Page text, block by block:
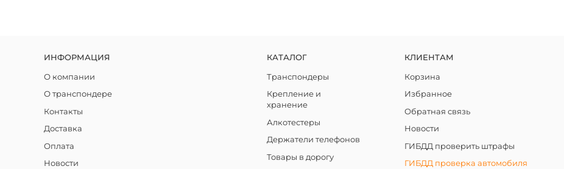
ИНФОРМАЦИЯ
О компании
О транспондере
Контакты
Доставка
Оплата
Новости
КАТАЛОГ
Транспондеры
Крепление и
хранение
Алкотестеры
Держатели телефонов
Товары в дорогу
КЛИЕНТАМ
Корзина
Избранное
Обратная связь
Новости
ГИБДД проверить штрафы
ГИБДД проверка автомобиля